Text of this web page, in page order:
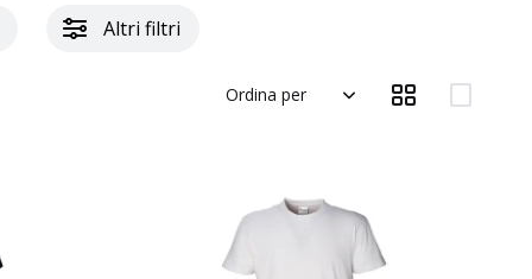
Altri filtri
Ordina per